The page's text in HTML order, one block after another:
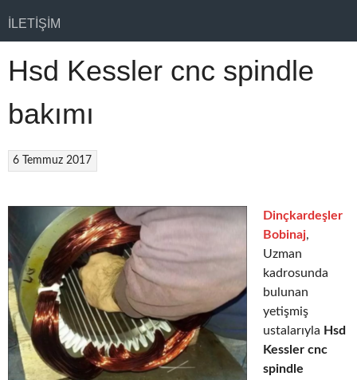
İLETIŞIM
Hsd Kessler cnc spindle
bakımı
6 Temmuz 2017
Dinçkardeşler
Bobinaj,
Uzman
kadrosunda
bulunan
yetişmiş
ustalarıyla Hsd
Kessler cnc
spindle